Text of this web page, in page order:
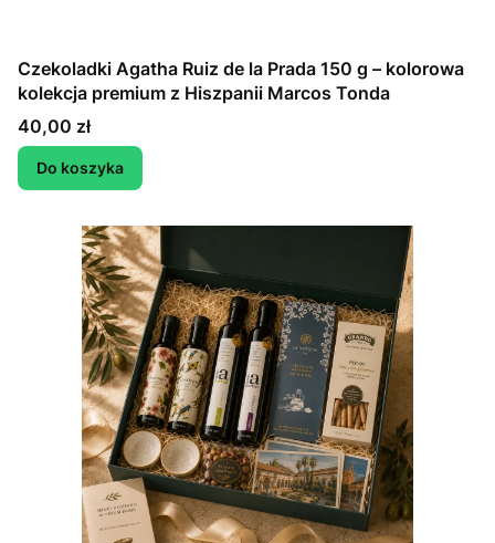
Czekoladki Agatha Ruiz de la Prada 150 g – kolorowa
kolekcja premium z Hiszpanii Marcos Tonda
Cena
40,00 zł
Do koszyka